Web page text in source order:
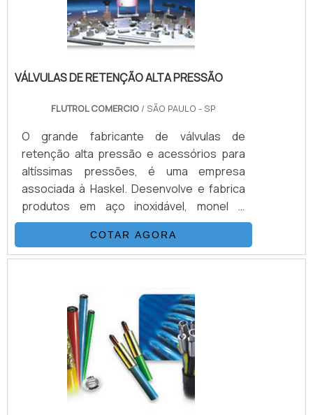
VÁLVULAS DE RETENÇÃO ALTA PRESSÃO
FLUTROL COMERCIO / SÃO PAULO - SP
O grande fabricante de válvulas de
retenção alta pressão e acessórios para
altíssimas pressões, é uma empresa
associada à Haskel. Desenvolve e fabrica
produtos em aço inoxidável, monel e
hasteloy, seus principais ítens são válvulas
esfera, agulha, retenção, tubos conexões
e niple. Também fornece equipamentos
conexões. Suas principais aplicações são
sistemas hidráulicos, equipamentos e
sistemas para gases e aplicações para
Sub-Sea.VANTAGENS BÁSICAS SOBRE O
COTAR AGORA